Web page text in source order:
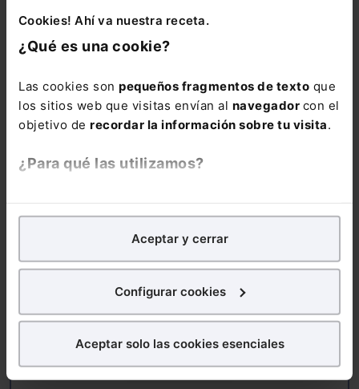
Cookies! Ahí va nuestra receta.
¿Qué es una cookie?
Las cookies son pequeños fragmentos de texto que
los sitios web que visitas envían al navegador con el
objetivo de recordar la información sobre tu visita.
¿Para qué las utilizamos?
analíticospara tratar demejorar tu experienciaen
nuestra página web. También con fines publicitarios,
para poder mostrarte publicidad y contenidos de tu
¿Qué puedes hacer?
experiencia en la web sea óptima
Aceptar y cerrar
Configurar cookies
Aceptar solo las cookies esenciales
Suscríbete ya a la alerta
ESG
Mantente al día de todo lo relacionado con
ESG: noticias, guías, informes sectoriales,
ebooks, webinars y mucho más
Consulta la información básica sobre Protección de Datos